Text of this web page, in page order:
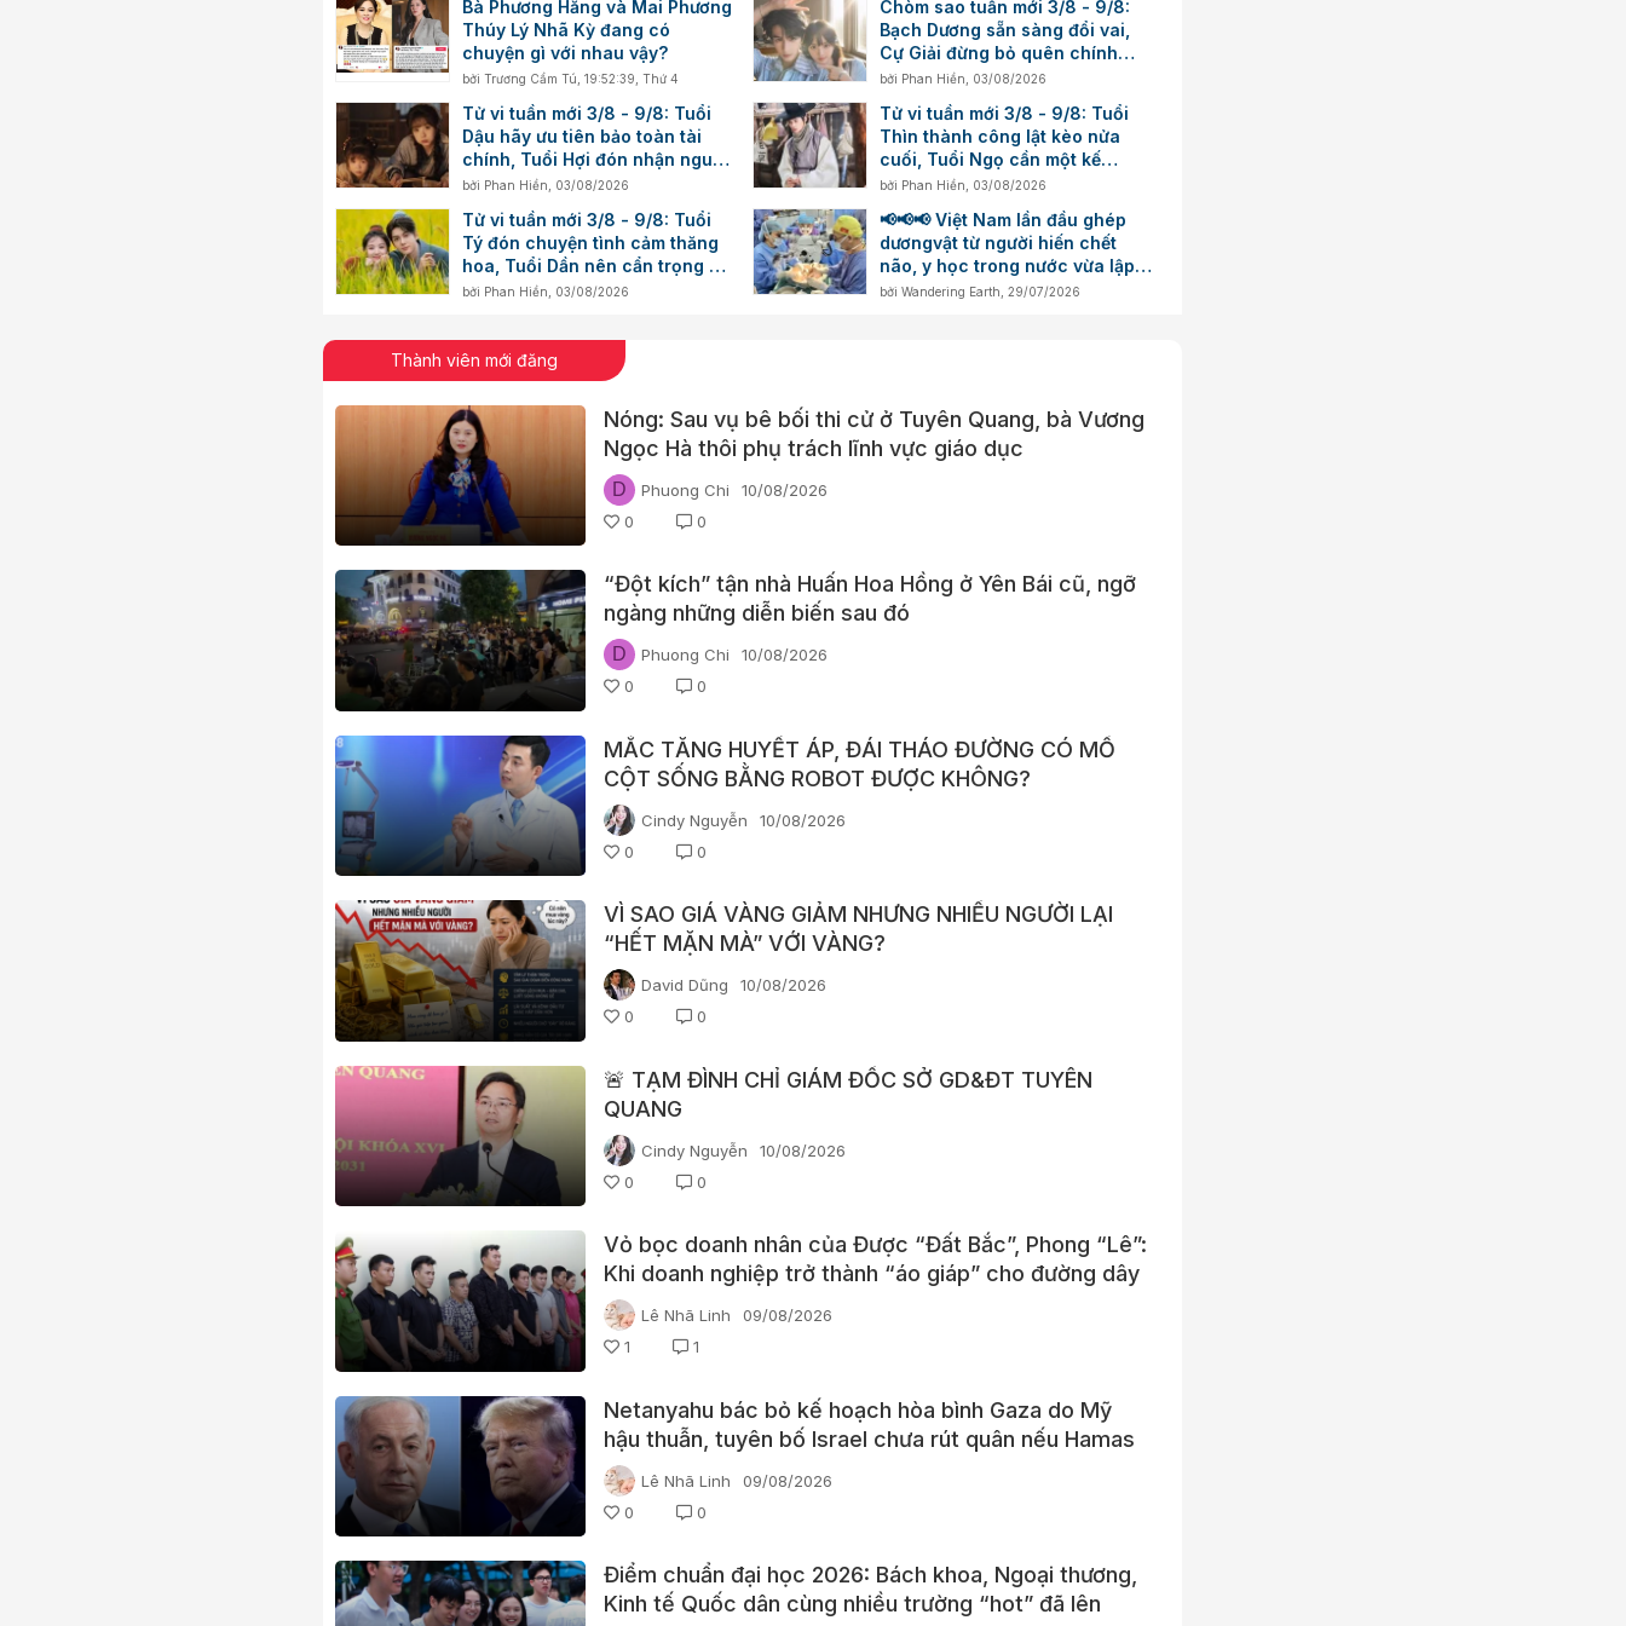
Bà Phương Hằng và Mai Phương
Thúy Lý Nhã Kỳ đang có
chuyện gì với nhau vậy?
bởi Trương Cẩm Tú 19:52:39, Thứ 4
Chòm sao tuần mới 3/8 - 9/8:
Bạch Dương sẵn sàng đổi vai,
Cự Giải đừng bỏ quên chính
mình
bởi Phan Hiền 03/08/2026
Tử vi tuần mới 3/8 - 9/8: Tuổi
Dậu hãy ưu tiên bảo toàn tài
chính, Tuổi Hợi đón nhận nguồn
cảm hứng trong công việc
bởi Phan Hiền 03/08/2026
Tử vi tuần mới 3/8 - 9/8: Tuổi
Thìn thành công lật kèo nửa
cuối, Tuổi Ngọ cần một kế
hoạch chi tiêu
bởi Phan Hiền 03/08/2026
Tử vi tuần mới 3/8 - 9/8: Tuổi
Tý đón chuyện tình cảm thăng
hoa, Tuổi Dần nên cẩn trọng với
biến động số dư
bởi Phan Hiền 03/08/2026
📢📢📢 Việt Nam lần đầu ghép
dươngvật từ người hiến chết
não, y học trong nước vừa lập
thêm một cột mốc mới
bởi Wandering Earth 29/07/2026
Thành viên mới đăng
Nóng: Sau vụ bê bối thi cử ở Tuyên Quang, bà Vương
Ngọc Hà thôi phụ trách lĩnh vực giáo dục
D Phuong Chi
10/08/2026
0
0
“Đột kích” tận nhà Huấn Hoa Hồng ở Yên Bái cũ, ngỡ
ngàng những diễn biến sau đó
D Phuong Chi
10/08/2026
0
0
MẮC TĂNG HUYẾT ÁP, ĐÁI THÁO ĐƯỜNG CÓ MỔ
CỘT SỐNG BẰNG ROBOT ĐƯỢC KHÔNG?
Cindy Nguyễn
10/08/2026
0
0
VÌ SAO GIÁ VÀNG GIẢM NHƯNG NHIỀU NGƯỜI LẠI
“HẾT MẶN MÀ” VỚI VÀNG?
David Dũng
10/08/2026
0
0
🚨 TẠM ĐÌNH CHỈ GIÁM ĐỐC SỞ GD&ĐT TUYÊN
QUANG
Cindy Nguyễn
10/08/2026
0
0
Vỏ bọc doanh nhân của Được “Đất Bắc”, Phong “Lê”:
Khi doanh nghiệp trở thành “áo giáp” cho đường dây
đòi nợ thuê
Lê Nhã Linh
09/08/2026
1
1
Netanyahu bác bỏ kế hoạch hòa bình Gaza do Mỹ
hậu thuẫn, tuyên bố Israel chưa rút quân nếu Hamas
chưa giải giáp
Lê Nhã Linh
09/08/2026
0
0
Điểm chuẩn đại học 2026: Bách khoa, Ngoại thương,
Kinh tế Quốc dân cùng nhiều trường “hot” đã lên